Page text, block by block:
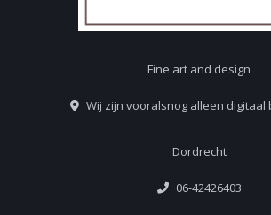
Fine art and design
Wij zijn vooralsnog alleen digitaal
Dordrecht
06-42426403